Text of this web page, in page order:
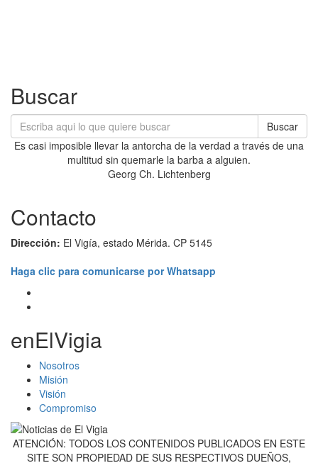
Buscar
Buscar
Es casi imposible llevar la antorcha de la verdad a través de una
multitud sin quemarle la barba a alguien.
Georg Ch. Lichtenberg
Contacto
Dirección: El Vigía, estado Mérida. CP 5145
Haga clic para comunicarse por Whatsapp
enElVigia
Nosotros
Misión
Visión
Compromiso
ATENCIÓN: TODOS LOS CONTENIDOS PUBLICADOS EN ESTE
SITE SON PROPIEDAD DE SUS RESPECTIVOS DUEÑOS,